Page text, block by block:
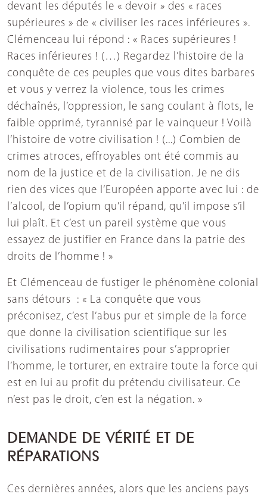
devant les députés le « devoir » des « races
supérieures » de « civiliser les races inférieures ».
Clémenceau lui répond : « Races supérieures !
Races inférieures ! (…) Regardez l’histoire de la
conquête de ces peuples que vous dites barbares
et vous y verrez la violence, tous les crimes
déchaînés, l’oppression, le sang coulant à flots, le
faible opprimé, tyrannisé par le vainqueur ! Voilà
l’histoire de votre civilisation ! (...) Combien de
crimes atroces, effroyables ont été commis au
nom de la justice et de la civilisation. Je ne dis
rien des vices que l’Européen apporte avec lui : de
l’alcool, de l’opium qu’il répand, qu’il impose s’il
lui plaît. Et c’est un pareil système que vous
essayez de justifier en France dans la patrie des
droits de l’homme ! »
Et Clémenceau de fustiger le phénomène colonial
sans détours : « La conquête que vous
préconisez, c’est l’abus pur et simple de la force
que donne la civilisation scientifique sur les
civilisations rudimentaires pour s’approprier
l’homme, le torturer, en extraire toute la force qui
est en lui au profit du prétendu civilisateur. Ce
n’est pas le droit, c’en est la négation. »
DEMANDE DE VÉRITÉ ET DE
RÉPARATIONS
Ces dernières années, alors que les anciens pays